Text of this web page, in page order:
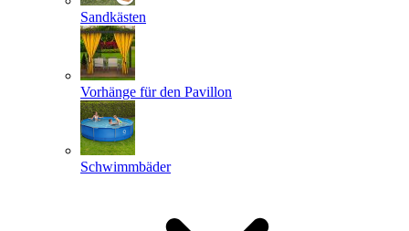
Sandkästen
Vorhänge für den Pavillon
Schwimmbäder